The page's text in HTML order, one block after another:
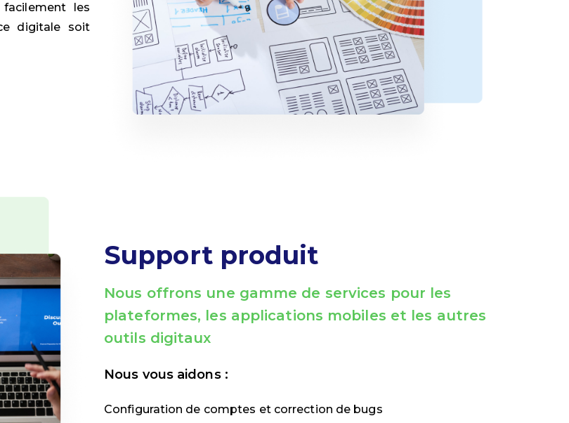
les
digitale soit
Support produit
Nous offrons une gamme de services pour les
plateformes, les applications mobiles et les autres
outils digitaux
Nous vous aidons :
Configuration de comptes et correction de bugs